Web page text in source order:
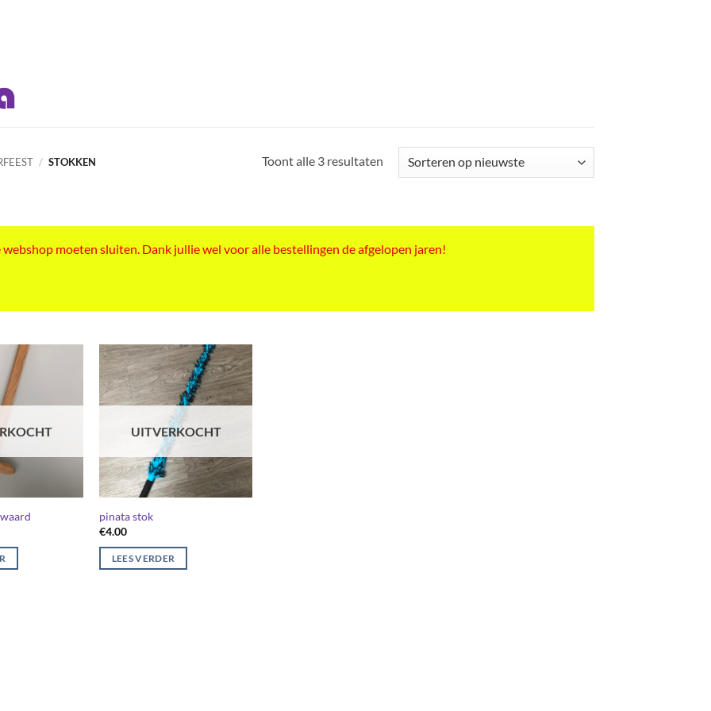
/ STOKKEN Toont alle 3 resultatenGesorteerd
moeten sluiten. Dank jullie wel voor alle bestellingen de afgelopen jaren!
UITVERKOCHT
pinata stok
€4.00
LEES VERDER